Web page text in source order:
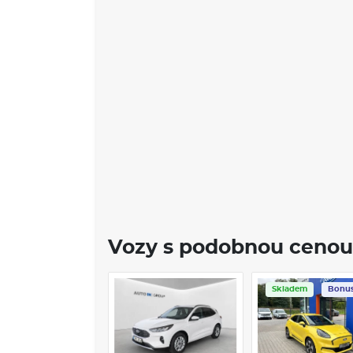
Vozy s podobnou cenou
Skladem